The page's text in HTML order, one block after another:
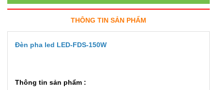
THÔNG TIN SẢN PHẨM
Đèn pha led LED-FDS-150W
Thông tin sản phẩm :